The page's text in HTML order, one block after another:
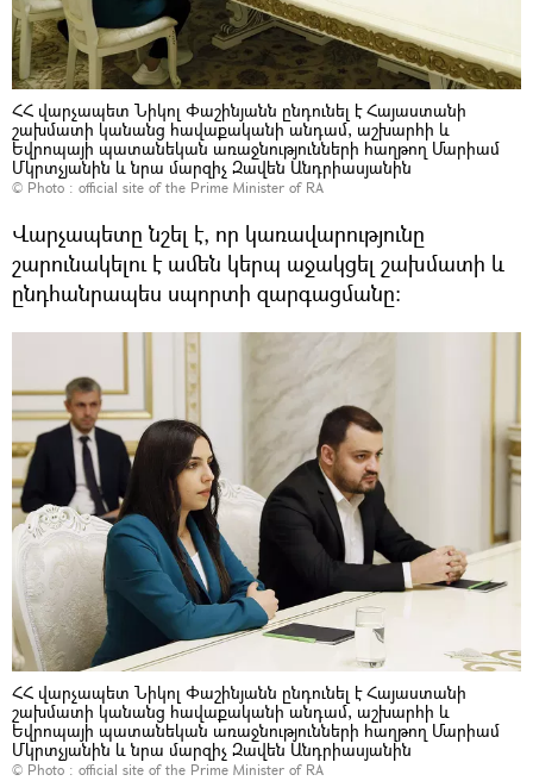
ՀՀ վարչապետ Նիկոլ Փաշինյանն ընդունել է Հայաստանի
շախմատի կանանց հավաքականի անդամ, աշխարհի և
Եվրոպայի պատանեկան առաջնությունների հաղթող Մարիամ
Մկրտչյանին և նրա մարզիչ Զավեն Անդրիասյանին
© Photo : official site of the Prime Minister of RA
Վարչապետը նշել է, որ կառավարությունը
շարունակելու է ամեն կերպ աջակցել շախմատի և
ընդհանրապես սպորտի զարգացմանը:
ՀՀ վարչապետ Նիկոլ Փաշինյանն ընդունել է Հայաստանի
շախմատի կանանց հավաքականի անդամ, աշխարհի և
Եվրոպայի պատանեկան առաջնությունների հաղթող Մարիամ
Մկրտչյանին և նրա մարզիչ Զավեն Անդրիասյանին
© Photo : official site of the Prime Minister of RA